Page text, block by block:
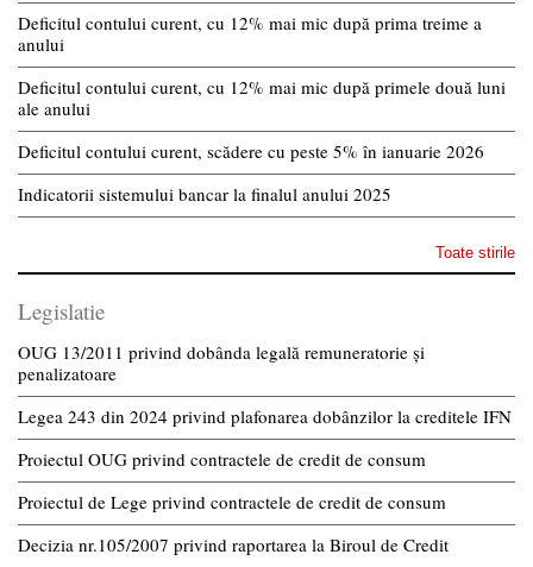
Deficitul contului curent, cu 12% mai mic după prima treime a
anului
Deficitul contului curent, cu 12% mai mic după primele două luni
ale anului
Deficitul contului curent, scădere cu peste 5% în ianuarie 2026
Indicatorii sistemului bancar la finalul anului 2025
Toate stirile
Legislatie
OUG 13/2011 privind dobânda legală remuneratorie și
penalizatoare
Legea 243 din 2024 privind plafonarea dobânzilor la creditele IFN
Proiectul OUG privind contractele de credit de consum
Proiectul de Lege privind contractele de credit de consum
Decizia nr.105/2007 privind raportarea la Biroul de Credit